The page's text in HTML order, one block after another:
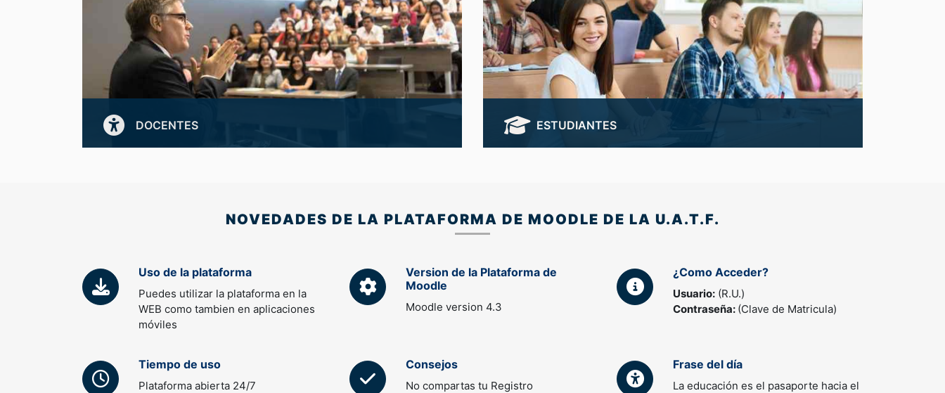
DOCENTES ESTUDIANTES
NOVEDADES DE LA PLATAFORMA DE MOODLE DE LA U.A.T.F.
Uso de la plataforma
Puedes utilizar la plataforma en la
WEB como tambien en aplicaciones
móviles
Version de la Plataforma de
Moodle
Moodle version 4.3
¿Como Acceder?
Usuario: (R.U.)
Contraseña: (Clave de Matricula)
Tiempo de uso
Plataforma abierta 24/7
Consejos
No compartas tu Registro
Frase del día
La educación es el pasaporte hacia el